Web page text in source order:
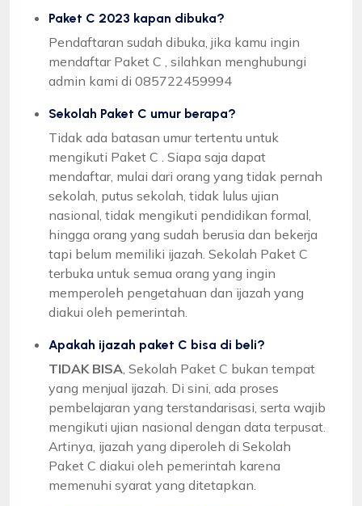
Paket C 2023 kapan dibuka?
Pendaftaran sudah dibuka, jika kamu ingin
mendaftar Paket C , silahkan menghubungi
admin kami di 085722459994
Sekolah Paket C umur berapa?
Tidak ada batasan umur tertentu untuk
mengikuti Paket C . Siapa saja dapat
mendaftar, mulai dari orang yang tidak pernah
sekolah, putus sekolah, tidak lulus ujian
nasional, tidak mengikuti pendidikan formal,
hingga orang yang sudah berusia dan bekerja
tapi belum memiliki ijazah. Sekolah Paket C
terbuka untuk semua orang yang ingin
memperoleh pengetahuan dan ijazah yang
diakui oleh pemerintah.
Apakah ijazah paket C bisa di beli?
TIDAK BISA , Sekolah Paket C bukan tempat
yang menjual ijazah. Di sini, ada proses
pembelajaran yang terstandarisasi, serta wajib
mengikuti ujian nasional dengan data terpusat.
Artinya, ijazah yang diperoleh di Sekolah
Paket C diakui oleh pemerintah karena
memenuhi syarat yang ditetapkan.